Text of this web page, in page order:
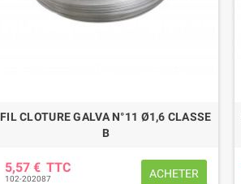
FIL CLOTURE GALVA N°11 Ø1,6 CLASSE
B
5,57 € TTC
102-202087 ACHETER